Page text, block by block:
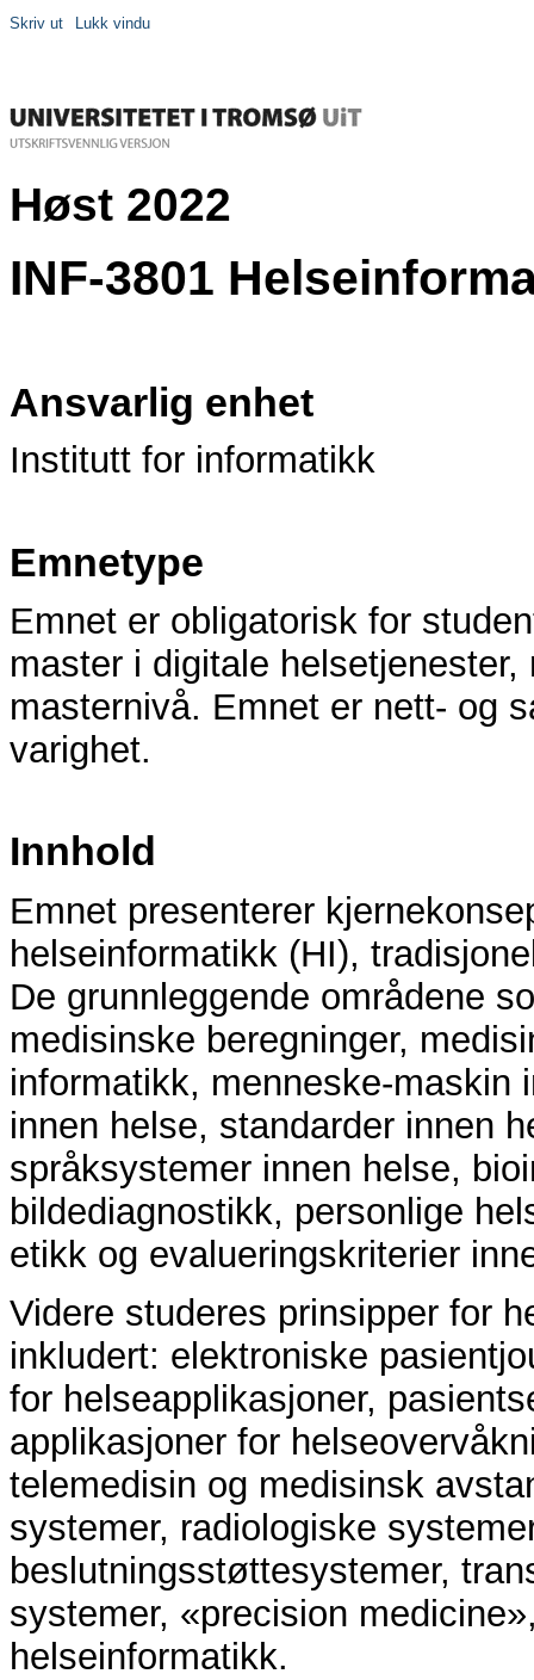
Skriv ut Lukk vindu
Høst 2022
INF-3801
Ansvarlig enhet
Institutt for informatikk
Emnetype
Emnet er obligatorisk for
master i digitale
masternivå. Emnet er nett- og
varighet.
Innhold
Emnet presenterer
helseinformatikk (HI),
De grunnleggende områdene
medisinske beregninger,
informatikk, menneske-maskin
innen helse, standarder innen
språksystemer innen helse,
bildediagnostikk, personlige
etikk og evalueringskriterier
Videre studeres prinsipper for
inkludert: elektroniske
for helseapplikasjoner,
applikasjoner for
telemedisin og medisinsk
systemer, radiologiske
beslutningsstøttesystemer,
systemer, «precision
helseinformatikk.